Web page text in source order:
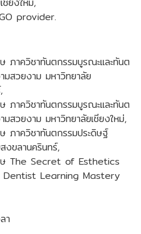
provider.
ภาควิชาทันตกรรมบูรณะและทันต
มสวยงาม มหาวิทยาลัย
ภาควิชาทันตกรรมบูรณะและทันต
มสวยงาม มหาวิทยาลัยเชียงใหม่,
ภาควิชาทันตกรรมประดิษฐ์
งขลานครินทร์,
ษ The Secret of Esthetics
Dentist Learning Mastery
า